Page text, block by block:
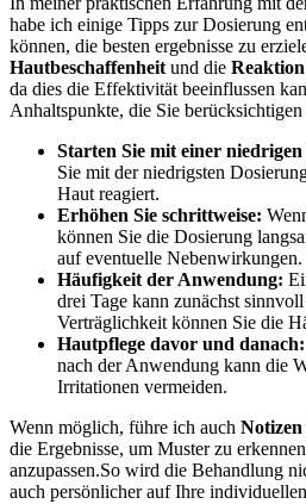
habe ich einige​ Tipps zur Dosierung
können, die⁤ besten ergebnisse zu
Hautbeschaffenheit und die
da⁤ dies die Effektivität⁢ beeinflussen‍
Anhaltspunkte, die Sie berücksichtigen
Starten Sie mit einer
Sie mit der ⁣niedrigsten
Haut reagiert.
Erhöhen Sie schrittweise:
können Sie ⁤die Dosierung⁢
auf eventuelle‌ Nebenwirkungen.
Häufigkeit der Anwendung:
drei Tage kann zunächst
Verträglichkeit können Sie die
Hautpflege davor und‌ danach:
nach der Anwendung kann die
‌Irritationen vermeiden.
Wenn möglich, führe ich auch Notizen
die Ergebnisse, um Muster zu
anzupassen.So wird die Behandlung⁣
auch persönlicher ⁤auf⁣ Ihre